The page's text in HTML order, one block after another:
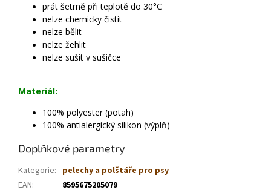
prát šetrně při teplotě do 30°C
nelze chemicky čistit
nelze bělit
nelze žehlit
nelze sušit v sušičce
Materiál:
100% polyester (potah)
100% antialergický silikon (výplň)
Doplňkové parametry
Kategorie: pelechy a polštáře pro psy
EAN:
8595675205079